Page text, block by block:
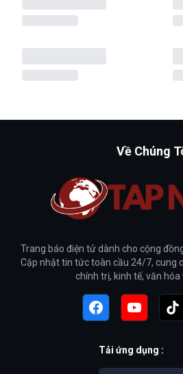
Về Chúng
Trang báo điện tử dành cho cộng
Cập nhật tin tức toàn cầu 24/7, cung
chính trị, kinh tế, văn hóa
Tải ứng dụng :